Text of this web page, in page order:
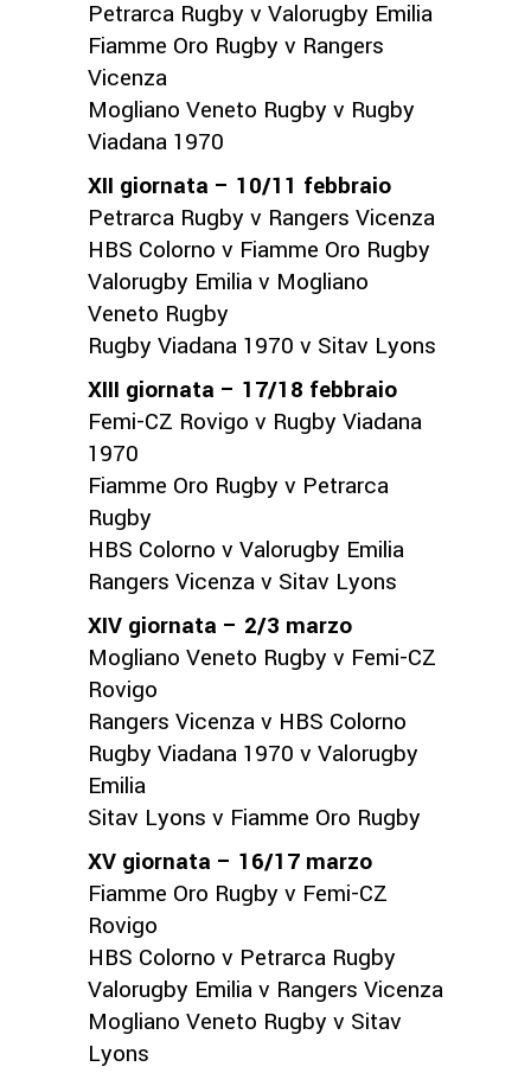
Petrarca Rugby v Valorugby Emilia
Fiamme Oro Rugby v Rangers
Vicenza
Mogliano Veneto Rugby v Rugby
Viadana 1970
XII giornata – 10/11 febbraio
Petrarca Rugby v Rangers Vicenza
HBS Colorno v Fiamme Oro Rugby
Valorugby Emilia v Mogliano
Veneto Rugby
Rugby Viadana 1970 v Sitav Lyons
XIII giornata – 17/18 febbraio
Femi-CZ Rovigo v Rugby Viadana
1970
Fiamme Oro Rugby v Petrarca
Rugby
HBS Colorno v Valorugby Emilia
Rangers Vicenza v Sitav Lyons
XIV giornata – 2/3 marzo
Mogliano Veneto Rugby v Femi-CZ
Rovigo
Rangers Vicenza v HBS Colorno
Rugby Viadana 1970 v Valorugby
Emilia
Sitav Lyons v Fiamme Oro Rugby
XV giornata – 16/17 marzo
Fiamme Oro Rugby v Femi-CZ
Rovigo
HBS Colorno v Petrarca Rugby
Valorugby Emilia v Rangers Vicenza
Mogliano Veneto Rugby v Sitav
Lyons